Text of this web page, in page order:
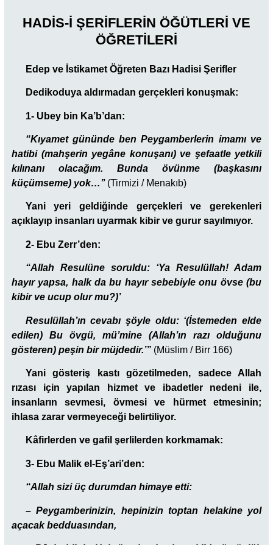
HADİS-İ ŞERİFLERİN ÖĞÜTLERİ VE
ÖĞRETİLERİ
Edep ve İstikamet Öğreten Bazı Hadisi Şerifler
Dedikoduya aldırmadan gerçekleri konuşmak:
1- Ubey bin Ka’b’dan:
“Kıyamet gününde ben Peygamberlerin imamı ve
hatibi (mahşerin yegâne konuşanı) ve şefaatle yetkili
kılınanı olacağım. Bunda övünme (başkasını
küçümseme) yok…’’(Tirmizi / Menakıb)
Yani yeri geldiğinde gerçekleri ve gerekenleri
açıklayıp insanları uyarmak kibir ve gurur sayılmıyor.
2- Ebu Zerr’den:
“Allah Resulüne soruldu: ‘Ya Resulüllah! Adam
hayır yapsa, halk da bu hayır sebebiyle onu övse (bu
kibir ve ucup olur mu?)’
Resulüllah’ın cevabı şöyle oldu: ‘(İstemeden elde
edilen) Bu övgü, mü’mine (Allah’ın razı olduğunu
gösteren) peşin bir müjdedir.’” (Müslim / Birr 166)
Yani gösteriş kastı gözetilmeden, sadece Allah
rızası için yapılan hizmet ve ibadetler nedeni ile,
insanların sevmesi, övmesi ve hürmet etmesinin;
ihlasa zarar vermeyeceği belirtiliyor.
Kâfirlerden ve gafil şerlilerden korkmamak:
3- Ebu Malik el-Eş’ari’den:
“Allah sizi üç durumdan himaye etti:
– Peygamberinizin, hepinizin toptan helakine yol
açacak bedduasından,